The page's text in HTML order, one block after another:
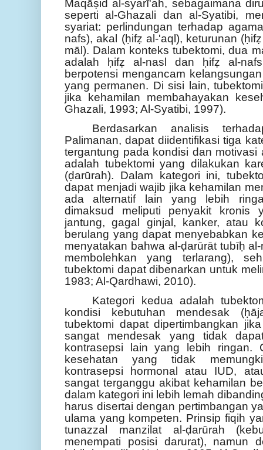
Maqāṣid al-syarī'ah, sebagaimana
seperti al-Ghazali dan al-Syatibi,
syariat: perlindungan terhadap
nafs), akal (ḥifẓ al-'aql), keturunan
māl). Dalam konteks tubektomi, dua
adalah ḥifẓ al-nasl dan ḥifẓ al-
berpotensi mengancam
yang permanen. Di sisi lain,
jika kehamilan membahayakan
Ghazali, 1993; Al-Syatibi, 1997).
Berdasarkan analisis
Palimanan, dapat diidentifikasi tiga
tergantung pada kondisi dan motivasi
adalah tubektomi yang dilakukan
(ḍarūrah). Dalam kategori ini,
dapat menjadi wajib jika kehamilan
ada alternatif lain yang lebih
dimaksud meliputi penyakit kronis
jantung, gagal ginjal, kanker, atau
berulang yang dapat menyebabkan
menyatakan bahwa al-ḍarūrāt tubīḥ
membolehkan yang terlarang),
tubektomi dapat dibenarkan untuk
1983; Al-Qardhawi, 2010).
Kategori kedua adalah
kondisi kebutuhan mendesak
tubektomi dapat dipertimbangkan
sangat mendesak yang tidak
kontrasepsi lain yang lebih ringan.
kesehatan yang tidak
kontrasepsi hormonal atau IUD,
sangat terganggu akibat kehamilan
dalam kategori ini lebih lemah
harus disertai dengan pertimbangan
ulama yang kompeten. Prinsip fiqih
tunazzal manzilat al-ḍarūrah
menempati posisi darurat), namun